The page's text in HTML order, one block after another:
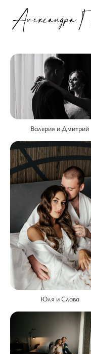
Валерия и Дмитрий
Юля и Слава